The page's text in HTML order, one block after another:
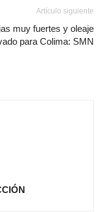
Artículo siguiente
muy fuertes y oleaje
para Colima: SMN